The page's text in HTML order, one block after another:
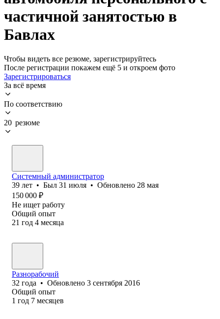
частичной занятостью в
Бавлах
Чтобы видеть все резюме, зарегистрируйтесь
После регистрации покажем ещё 5 и откроем фото
Зарегистрироваться
За всё время
По соответствию
20 резюме
Системный администратор
39 лет • Был 31 июля • Обновлено 28 мая
150 000 ₽
Не ищет работу
Общий опыт
21 год 4 месяца
Разнорабочий
32 года • Обновлено 3 сентября 2016
Общий опыт
1 год 7 месяцев